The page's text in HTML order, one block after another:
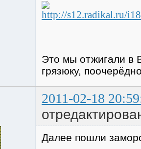
Это мы отжигали в
грязюку,
2011-02-18
Далее пошли